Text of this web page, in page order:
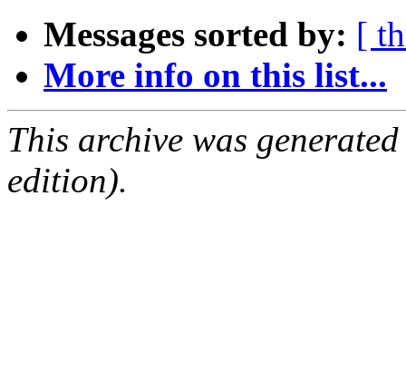
Messages sorted by: [
More info on this list...
This archive was
edition).